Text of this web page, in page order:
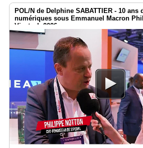
POL/N de Delphine SABATTIER - 10 ans
numériques sous Emmanuel Macron
Vivatech 2026